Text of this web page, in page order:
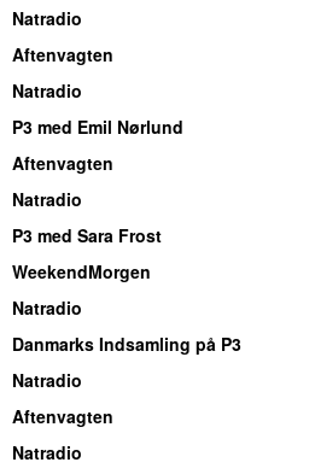
Natradio
Aftenvagten
Natradio
P3 med Emil Nørlund
Aftenvagten
Natradio
P3 med Sara Frost
WeekendMorgen
Natradio
Danmarks Indsamling på P3
Natradio
Aftenvagten
Natradio